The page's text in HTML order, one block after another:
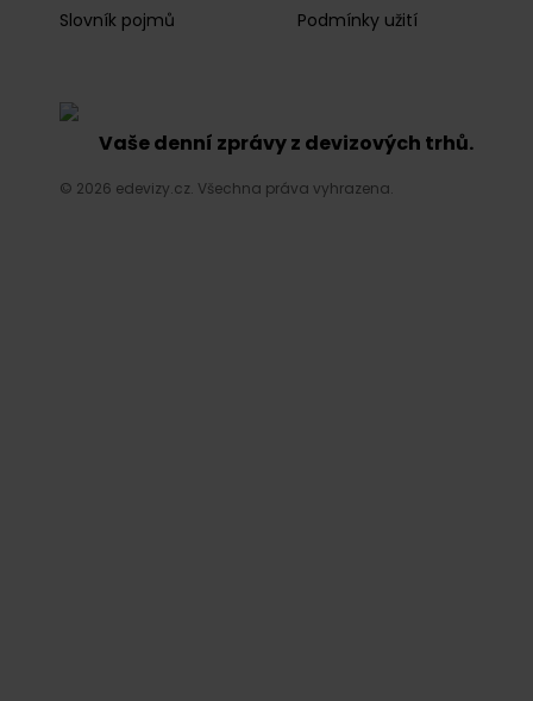
Slovník pojmů
Podmínky užití
Vaše denní zprávy z devizových trhů.
© 2026 edevizy.cz. Všechna práva vyhrazena.